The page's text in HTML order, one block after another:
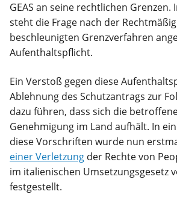
GEAS an seine rechtlichen
steht die Frage nach der
beschleunigten Grenzverfahren
Aufenthaltspflicht.
Ein Verstoß gegen diese
Ablehnung des Schutzantrags zur
dazu führen, dass sich die
Genehmigung im Land aufhält. In
diese Vorschriften wurde nun
einer Verletzung der Rechte von
im italienischen Umsetzungsgesetz
festgestellt.